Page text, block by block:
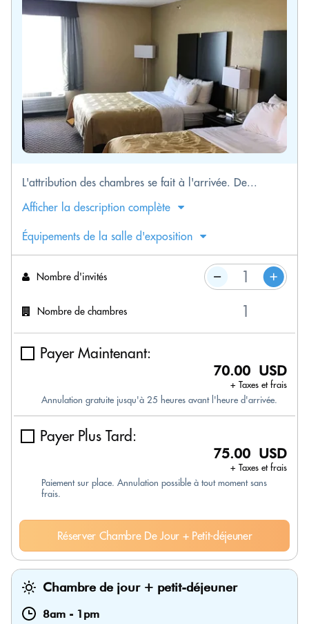
L'attribution des chambres se fait à l'arrivée. De...
Afficher la description complète
Équipements de la salle d'exposition
Nombre d'invités
Nombre de chambres
Payer Maintenant:
70.00 USD
+ Taxes et frais
Annulation gratuite jusqu'à 25 heures avant l'heure d'arrivée.
Payer Plus Tard:
75.00 USD
+ Taxes et frais
Paiement sur place. Annulation possible à tout moment sans
frais.
Réserver Chambre De Jour + Petit-déjeuner
Chambre de jour + petit-déjeuner
8am - 1pm